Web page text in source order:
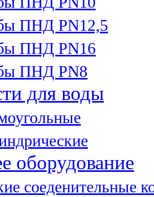
ПНД PN12,5
ПНД PN16
ПНД PN8
для воды
оборудование
соеденительные